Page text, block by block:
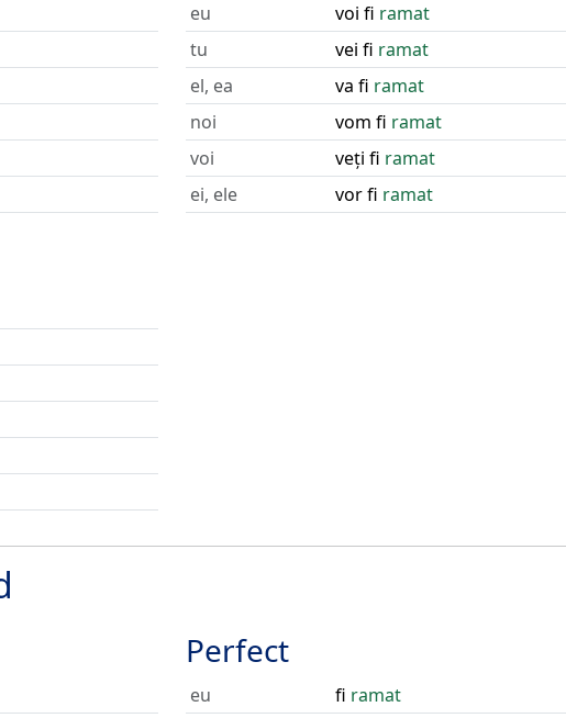
eu voi fi ramat
tu
vei fi ramat
el, ea
va fi ramat
noi
vom fi ramat
voi
veți fi ramat
ei, ele
vor fi ramat
Perfect
eu fi ramat